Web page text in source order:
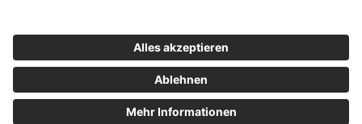
Funktechnik GmbH & Co.KG